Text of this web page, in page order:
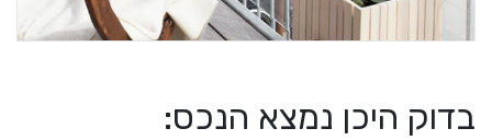
בדוק היכן נמצא הנכס: